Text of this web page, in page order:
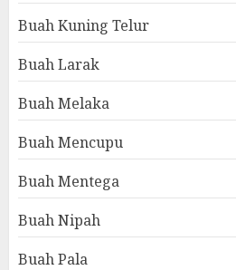
Buah Kuning Telur
Buah Larak
Buah Melaka
Buah Mencupu
Buah Mentega
Buah Nipah
Buah Pala